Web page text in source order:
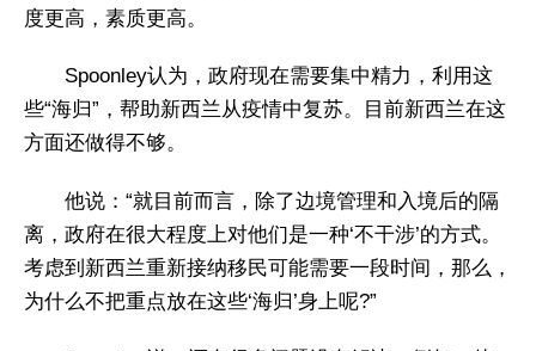
度更高，素质更高。
Spoonley认为，政府现在需要集中精力，利用这
些“海归”，帮助新西兰从疫情中复苏。目前新西兰在这
方面还做得不够。
他说：“就目前而言，除了边境管理和入境后的隔
离，政府在很大程度上对他们是一种‘不干涉’的方式。
考虑到新西兰重新接纳移民可能需要一段时间，那么，
为什么不把重点放在这些‘海归’身上呢?”